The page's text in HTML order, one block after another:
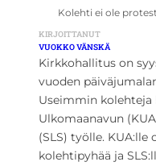
Kolehti ei ole
KIRJOITTANUT
VUOKKO VÄNSKÄ
Kirkkohallitus on
vuoden
Useimmin kolehteja
Ulkomaanavun
(SLS) työlle.
kolehtipyhää ja